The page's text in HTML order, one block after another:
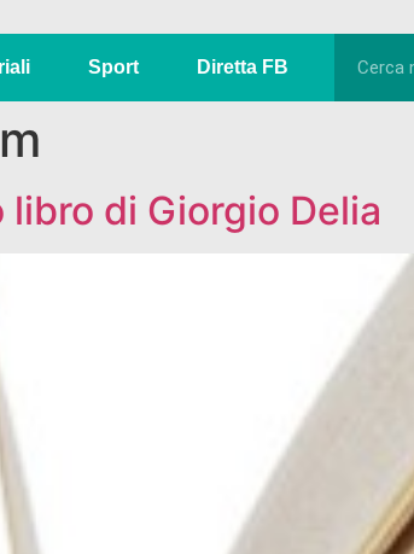
Sport Diretta FB
di Giorgio Delia